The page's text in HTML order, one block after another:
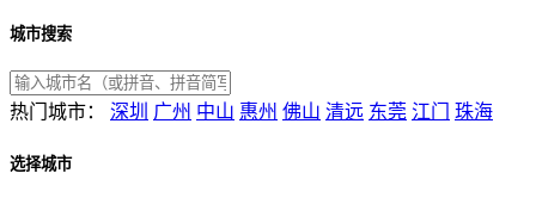
城市搜索
热门城市： 深圳 广州 中山 惠州 佛山 清远 东莞 江门 珠海
选择城市